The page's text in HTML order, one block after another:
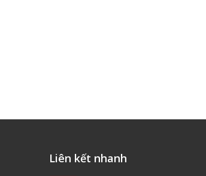
Liên kết nhanh